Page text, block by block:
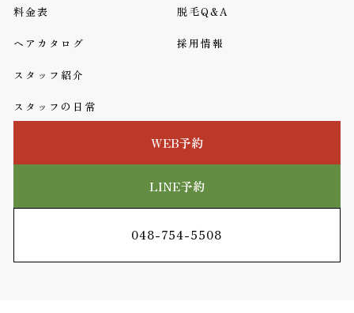
料金表
ヘアカタログ
スタッフ紹介
スタッフの日常
脱毛Q&A
採用情報
WEB予約
LINE予約
048-754-5508